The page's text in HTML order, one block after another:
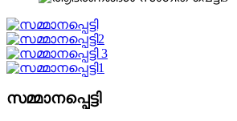
സമ്മാനപ്പെട്ടി